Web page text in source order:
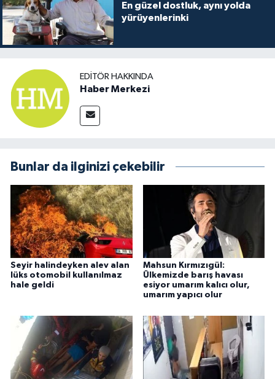
En güzel dostluk, aynı yolda
yürüyenlerinki
EDITÖR HAKKINDA
Haber Merkezi
Bunlar da ilginizi çekebilir
Seyir halindeyken alev alan
lüks otomobil kullanılmaz
hale geldi
Mahsun Kırmızıgül:
Ülkemizde barış havası
esiyor umarım kalıcı olur,
umarım yapıcı olur